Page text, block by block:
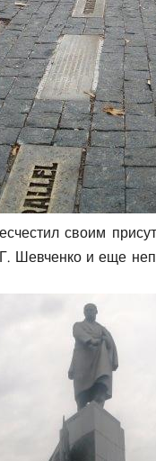
своим
Шевченко и еще